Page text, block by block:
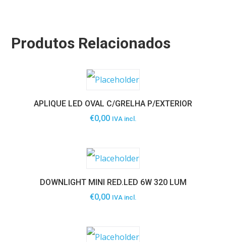
Produtos Relacionados
APLIQUE LED OVAL C/GRELHA P/EXTERIOR
€0,00 IVA incl.
DOWNLIGHT MINI RED.LED 6W 320 LUM
€0,00 IVA incl.